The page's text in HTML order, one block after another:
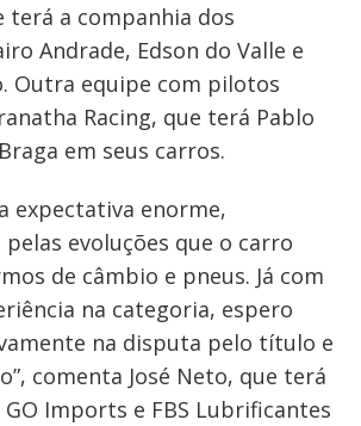
terá a companhia dos
Andrade, Edson do Valle e
Outra equipe com pilotos
Racing, que terá Pablo
em seus carros.
expectativa enorme,
evoluções que o carro
de câmbio e pneus. Já com
na categoria, espero
na disputa pelo título e
comenta José Neto, que terá
Imports e FBS Lubrificantes